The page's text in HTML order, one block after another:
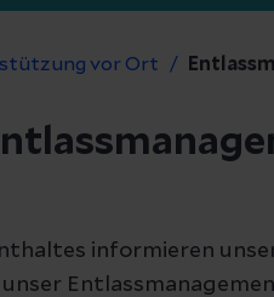
vor Ort
informieren